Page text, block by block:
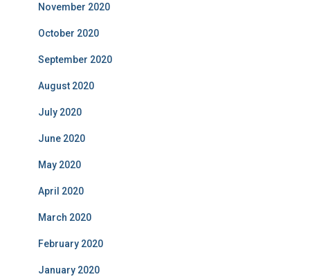
November 2020
October 2020
September 2020
August 2020
July 2020
June 2020
May 2020
April 2020
March 2020
February 2020
January 2020